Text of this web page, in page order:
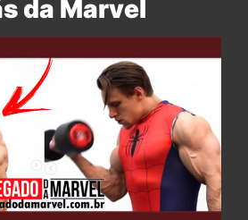
da Marvel